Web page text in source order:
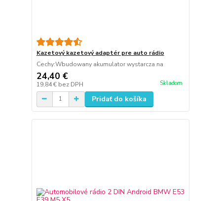
Kazetový kazetový adaptér pre auto rádio
Cechy:Wbudowany akumulator wystarcza na
24,40 €
19,84 € bez DPH Skladom
Pridať do košíka